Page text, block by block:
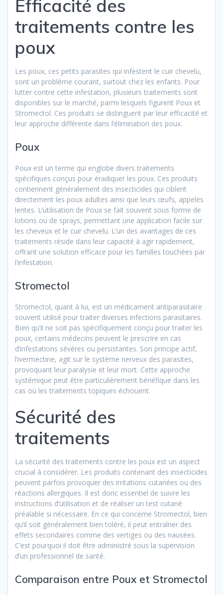
Efficacité des
traitements contre les
poux
Les poux, ces petits parasites qui infestent le cuir chevelu,
sont un problème courant, surtout chez les enfants. Pour
lutter contre cette infestation, plusieurs traitements sont
disponibles sur le marché, parmi lesquels figurent Poux et
Stromectol. Ces produits se distinguent par leur efficacité et
leur approche différente dans l’élimination des poux.
Poux
Poux est un terme qui englobe divers traitements
spécifiques conçus pour éradiquer les poux. Ces produits
contiennent généralement des insecticides qui ciblent
directement les poux adultes ainsi que leurs œufs, appelés
lentes. L’utilisation de Poux se fait souvent sous forme de
lotions ou de sprays, permettant une application facile sur
les cheveux et le cuir chevelu. L’un des avantages de ces
traitements réside dans leur capacité à agir rapidement,
offrant une solution efficace pour les familles touchées par
l’infestation.
Stromectol
Stromectol, quant à lui, est un médicament antiparasitaire
souvent utilisé pour traiter diverses infections parasitaires.
Bien qu’il ne soit pas spécifiquement conçu pour traiter les
poux, certains médecins peuvent le prescrire en cas
d’infestations sévères ou persistantes. Son principe actif,
l’ivermectine, agit sur le système nerveux des parasites,
provoquant leur paralysie et leur mort. Cette approche
systémique peut être particulièrement bénéfique dans les
cas où les traitements topiques échouent.
Sécurité des
traitements
La sécurité des traitements contre les poux est un aspect
crucial à considérer. Les produits contenant des insecticides
peuvent parfois provoquer des irritations cutanées ou des
réactions allergiques. Il est donc essentiel de suivre les
instructions d’utilisation et de réaliser un test cutané
préalable si nécessaire. En ce qui concerne Stromectol, bien
qu’il soit généralement bien toléré, il peut entraîner des
effets secondaires comme des vertiges ou des nausées.
C’est pourquoi il doit être administré sous la supervision
d’un professionnel de santé.
Comparaison entre Poux et Stromectol